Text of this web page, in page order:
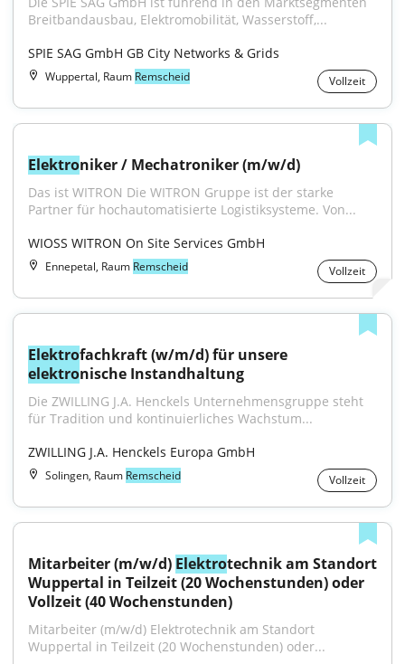
Breitbandausbau, Elektromobilität, Wasserstoff,...
SPIE SAG GmbH GB City Networks & Grids
Wuppertal, Raum Remscheid Vollzeit
Elektroniker / Mechatroniker (m/w/d)
Das ist WITRON Die WITRON Gruppe ist der starke
Partner für hochautomatisierte Logistiksysteme. Von...
WIOSS WITRON On Site Services GmbH
Ennepetal, Raum Remscheid Vollzeit
Elektro
elektronische Instandhaltung
Die ZWILLING J.A. Henckels Unternehmensgruppe steht
für Tradition und kontinuierliches Wachstum...
ZWILLING J.A. Henckels Europa GmbH
Solingen, Raum Remscheid Vollzeit
Mitarbeiter (m/w/d) Elektrotechnik am Standort
Wuppertal in Teilzeit (20 Wochenstunden) oder
Vollzeit (40 Wochenstunden)
Mitarbeiter (m/w/d) Elektrotechnik am Standort
Wuppertal in Teilzeit (20 Wochenstunden) oder...